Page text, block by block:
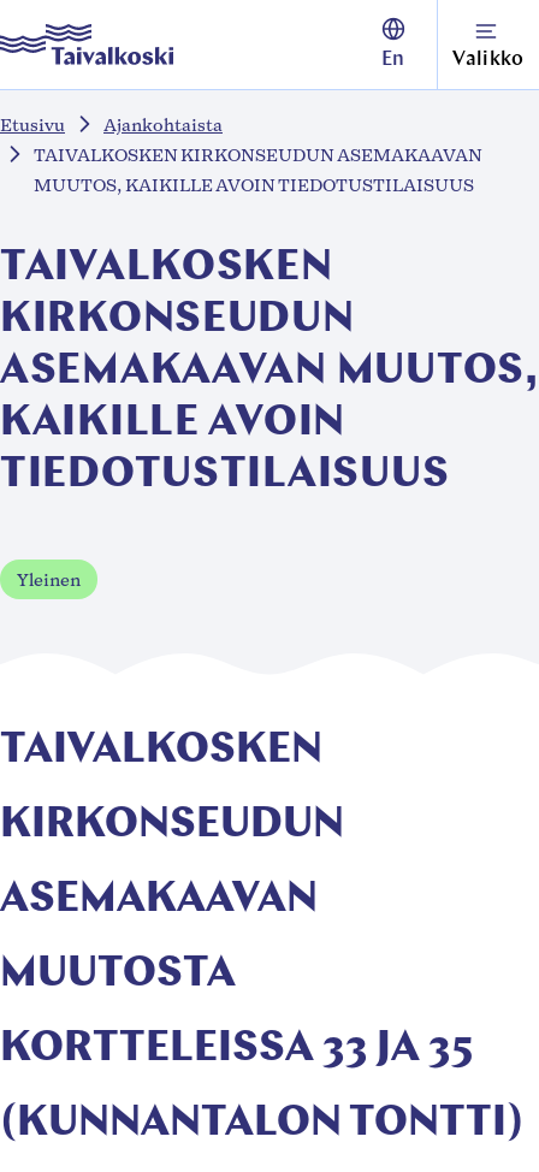
Siirry
suoraan
↓
Taivalkoski
En Valikko
Etusivu
Ajankohtaista
TAIVALKOSKEN KIRKONSEUDUN ASEMAKAAVAN
MUUTOS, KAIKILLE AVOIN TIEDOTUSTILAISUUS
TAIVALKOSKEN
KIRKONSEUDUN
ASEMAKAAVAN MUUTOS,
KAIKILLE AVOIN
TIEDOTUSTILAISUUS
Yleinen
TAIVALKOSKEN
KIRKONSEUDUN
ASEMAKAAVAN
MUUTOSTA
KORTTELEISSA 33 JA 35
(KUNNANTALON TONTTI)